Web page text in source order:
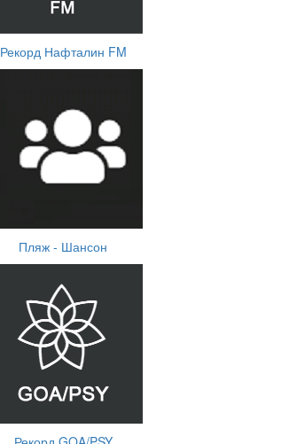
Рекорд Нафталин FM
Пляж - Шансон